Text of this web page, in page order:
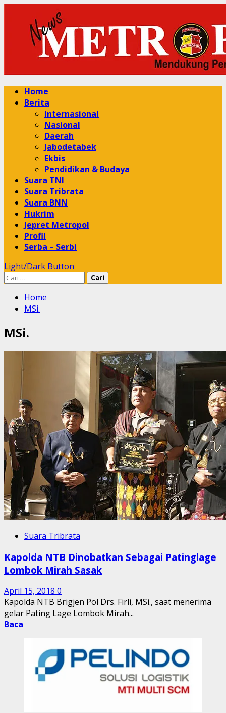
content
Primary
Menu
Home
Berita
Internasional
Nasional
Daerah
Jabodetabek
Ekbis
Pendidikan & Budaya
Suara TNI
Suara Tribrata
Suara BNN
Hukrim
Jepret Metropol
Profil
Serba – Serbi
Light/Dark Button
Cari
Home
MSi.
MSi.
Suara Tribrata
Kapolda NTB Dinobatkan Sebagai Patinglage
Lombok Mirah Sasak
April 15, 2018 0
Kapolda NTB Brigjen Pol Drs. Firli, MSi., saat menerima
gelar Pating Lage Lombok Mirah...
Baca